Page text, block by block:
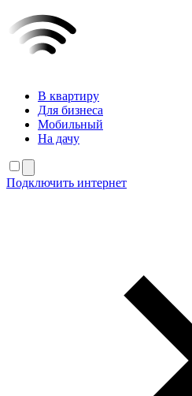
В квартиру
Для бизнеса
Мобильный
На дачу
Подключить интернет